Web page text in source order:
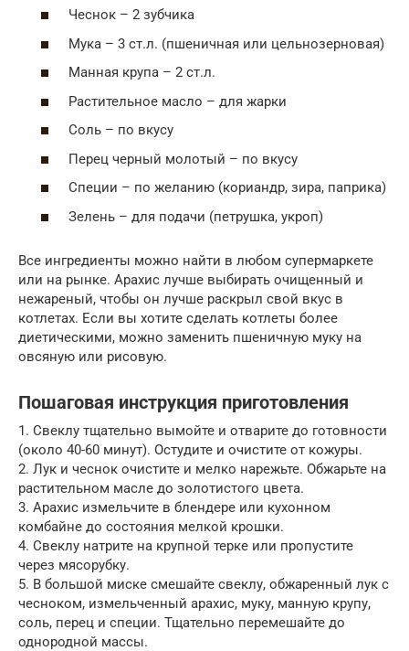
Чеснок – 2 зубчика
Мука – 3 ст.л. (пшеничная или цельнозерновая)
Манная крупа – 2 ст.л.
Растительное масло – для жарки
Соль – по вкусу
Перец черный молотый – по вкусу
Специи – по желанию (кориандр, зира, паприка)
Зелень – для подачи (петрушка, укроп)
Все ингредиенты можно найти в любом супермаркете
или на рынке. Арахис лучше выбирать очищенный и
нежареный, чтобы он лучше раскрыл свой вкус в
котлетах. Если вы хотите сделать котлеты более
диетическими, можно заменить пшеничную муку на
овсяную или рисовую.
Пошаговая инструкция приготовления
1. Свеклу тщательно вымойте и отварите до готовности
(около 40-60 минут). Остудите и очистите от кожуры.
2. Лук и чеснок очистите и мелко нарежьте. Обжарьте на
растительном масле до золотистого цвета.
3. Арахис измельчите в блендере или кухонном
комбайне до состояния мелкой крошки.
4. Свеклу натрите на крупной терке или пропустите
через мясорубку.
5. В большой миске смешайте свеклу, обжаренный лук с
чесноком, измельченный арахис, муку, манную крупу,
соль, перец и специи. Тщательно перемешайте до
однородной массы.